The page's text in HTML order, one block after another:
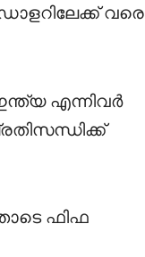
വരെ
എന്നിവർ
ഫിഫ